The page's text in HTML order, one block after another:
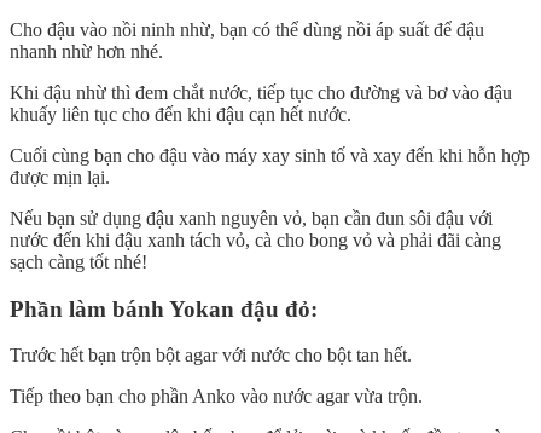
Cho đậu vào nồi ninh nhừ, bạn có thể dùng nồi áp suất để đậu
nhanh nhừ hơn nhé.
Khi đậu nhừ thì đem chắt nước, tiếp tục cho đường và bơ vào đậu
khuấy liên tục cho đến khi đậu cạn hết nước.
Cuối cùng bạn cho đậu vào máy xay sinh tố và xay đến khi hỗn hợp
được mịn lại.
Nếu bạn sử dụng đậu xanh nguyên vỏ, bạn cần đun sôi đậu với
nước đến khi đậu xanh tách vỏ, cà cho bong vỏ và phải đãi càng
sạch càng tốt nhé!
Phần làm bánh Yokan đậu đỏ:
Trước hết bạn trộn bột agar với nước cho bột tan hết.
Tiếp theo bạn cho phần Anko vào nước agar vừa trộn.